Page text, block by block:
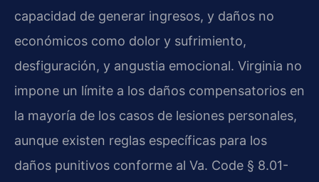
capacidad de generar ingresos, y daños no
económicos como dolor y sufrimiento,
desfiguración, y angustia emocional. Virginia no
impone un límite a los daños compensatorios en
la mayoría de los casos de lesiones personales,
aunque existen reglas específicas para los
daños punitivos conforme al Va. Code § 8.01-